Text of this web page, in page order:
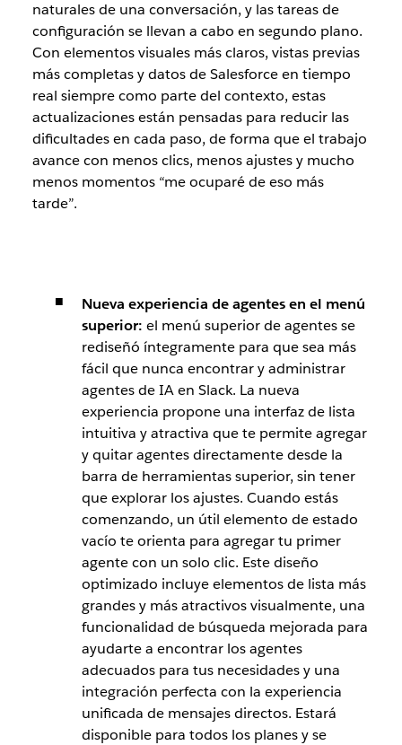
naturales de una conversación, y las tareas de
configuración se llevan a cabo en segundo plano.
Con elementos visuales más claros, vistas previas
más completas y datos de Salesforce en tiempo
real siempre como parte del contexto, estas
actualizaciones están pensadas para reducir las
dificultades en cada paso, de forma que el trabajo
avance con menos clics, menos ajustes y mucho
menos momentos “me ocuparé de eso más
tarde”.
Nueva experiencia de agentes en el menú
superior: el menú superior de agentes se
rediseñó íntegramente para que sea más
fácil que nunca encontrar y administrar
agentes de IA en Slack. La nueva
experiencia propone una interfaz de lista
intuitiva y atractiva que te permite agregar
y quitar agentes directamente desde la
barra de herramientas superior, sin tener
que explorar los ajustes. Cuando estás
comenzando, un útil elemento de estado
vacío te orienta para agregar tu primer
agente con un solo clic. Este diseño
optimizado incluye elementos de lista más
grandes y más atractivos visualmente, una
funcionalidad de búsqueda mejorada para
ayudarte a encontrar los agentes
adecuados para tus necesidades y una
integración perfecta con la experiencia
unificada de mensajes directos. Estará
disponible para todos los planes y se